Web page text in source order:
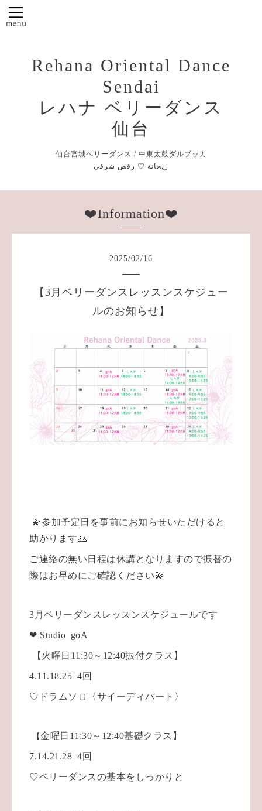
Rehana Oriental Dance
Sendai
レハナ ベリーダンス
仙台
仙台宮城ベリーダンス / 中東太鼓ダルブッカ
❤️Information❤️
2025/02/16
【3月ベリーダンスレッスンスケジュー
ルのお知らせ】
💫参加予定日を事前にお知らせいただけると
助かります🙏
ご連絡の無い日程は休講となりますので振替の
際はお早めにご確認ください💫
3月ベリーダンスレッスンスケジュールです
❤ Studio_goA
【火曜日11:30～12:40振付クラス】
4.11.18.25 4回
♡ドラムソロ〈サイーディパート〉
【金曜日11:30～12:40基礎クラス】
7.14.21.28 4回
♡ベリーダンスの基本をしっかりと